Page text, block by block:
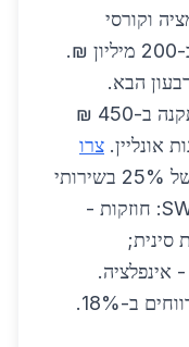
וקורסי
הכשרה. הזדמנויות: ייצוא לירדן ב-200 מיליון ₪.
עלייה של 5% ברבעון הבא.
מסגריות מציעות חבילות כולל התקנה ב-450 ₪
צרו
לייעוץ. בקריית גת, צמיחה של 25% בשירותי
מסגרות לבנייה רגילה. ניתוח SWOT: חוזקות -
סינית;
- אינפלציה.
השקעה בפלדה ממוחזרת תגדיל רווחים ב-18%.